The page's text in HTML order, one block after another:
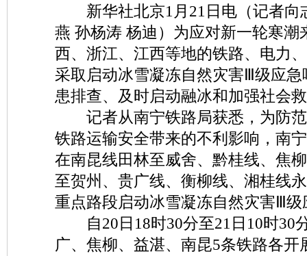
新华社北京1月21日电（记者向
燕 孙杨涛 杨迪）为应对新一轮寒潮
西、浙江、江西等地的铁路、电力
采取启动冰雪凝冻自然灾害Ⅲ级应
患排查、及时启动融冰和加强社会
记者从南宁铁路局获悉，为防范
铁路运输安全带来的不利影响，南
在南昆线田林至威舍、黔桂线、焦
至贺州、贵广线、衡柳线、湘桂线
重点路段启动冰雪凝冻自然灾害Ⅲ级
自20日18时30分至21日10时30
广、焦柳、益湛、南昆5条铁路各开